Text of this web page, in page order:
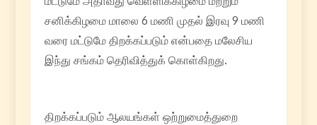
சனிக்கிழமை மாலை 6 மணி முதல் இரவு 9 மணி
வரை மட்டுமே திறக்கப்படும் என்பதை மலேசிய
இந்து சங்கம் தெரிவித்துக் கொள்கிறது.
திறக்கப்படும் ஆலயங்கள் ஒற்றுமைத்துறை